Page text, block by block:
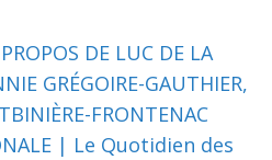
DE LUC DE LA
GRÉGOIRE-GAUTHIER,
FRONTENAC
| Le Quotidien des